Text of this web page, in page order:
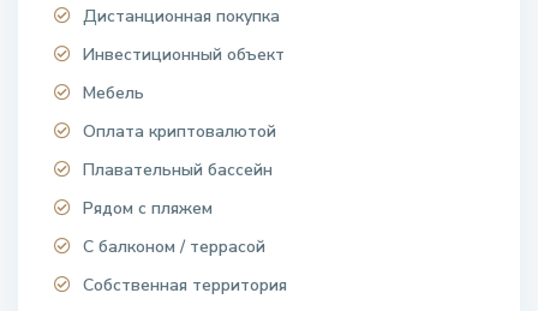
Дистанционная покупка
Инвестиционный объект
Мебель
Оплата криптовалютой
Плавательный бассейн
Рядом с пляжем
С балконом / террасой
Собственная территория